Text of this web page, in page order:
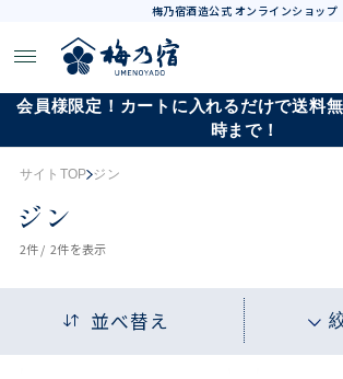
梅乃宿酒造公式 オンラインショップ
会員様限定！カートに入れるだけで送料
時まで！
サイトTOP ジン
ジン
2件 / 2件を表示
並べ替え